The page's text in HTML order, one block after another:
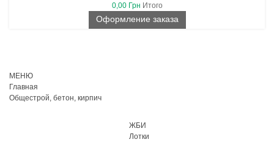
0,00 Грн Итого
Оформление заказа
МЕНЮ
Главная
Общестрой, бетон, кирпич
ЖБИ
Лотки